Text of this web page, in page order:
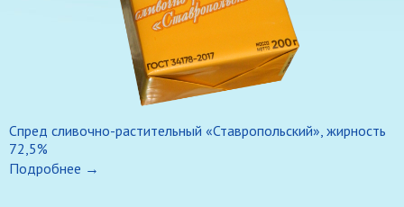
Спред сливочно-растительный «Ставропольский», жирность
72,5%
Подробнее →